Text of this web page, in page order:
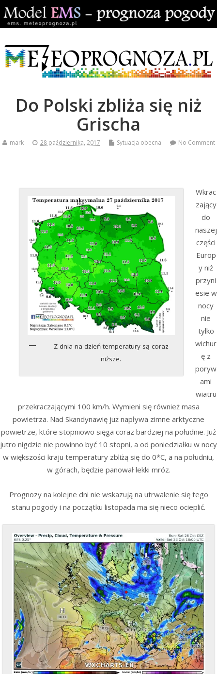
Do Polski zbliża się niż
Grischa
mark 28 października, 2017 Sytuacja obecna No Comment
Z dnia na dzień temperatury są coraz
niższe.
Wkrac
zający
do
naszej
części
Europ
y niż
przyni
esie w
nocy
nie
tylko
wichur
ę z
poryw
ami
wiatru
przekraczającymi 100 km/h. Wymieni się również masa
powietrza. Nad Skandynawię już napływa zimne arktyczne
powietrze, które stopniowo sięga coraz bardziej na południe. Już
jutro nigdzie nie powinno być 10 stopni, a od poniedziałku w nocy
w większości kraju temperatury zbliżą się do 0*C, a na południu,
w górach, będzie panował lekki mróz.
Prognozy na kolejne dni nie wskazują na utrwalenie się tego
stanu pogody i na początku listopada ma się nieco ocieplić.